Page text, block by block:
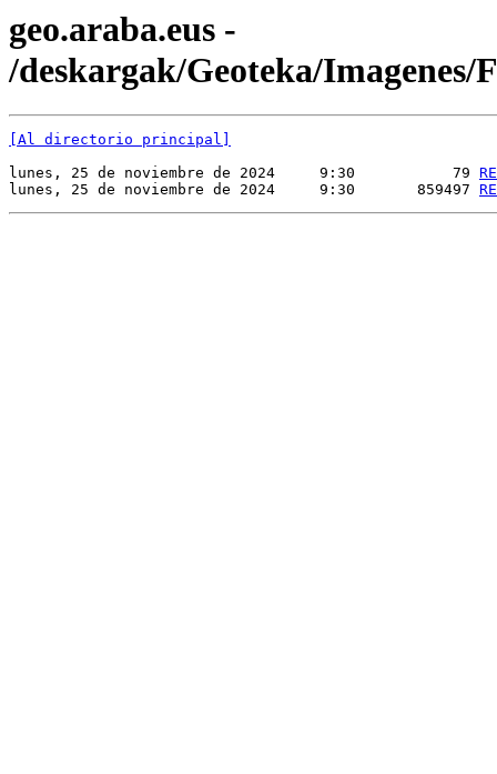
geo.araba.eus -
/deskargak/Geoteka/Imagenes/
[Al directorio principal]
lunes, 25 de noviembre de 2024     9:30           79
lunes, 25 de noviembre de 2024     9:30       859497